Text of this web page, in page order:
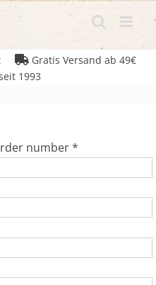
Gratis Versand ab 49€
1993
number*